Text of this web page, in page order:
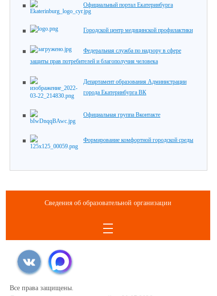
Официальный портал Екатеринбурга
Городской центр медицинской профилактики
Федеральная служба по надзору в сфере
защиты прав потребителей и благополучия человека
Департамент образования Администрации
города Екатеринбурга ВК
Официальная группа Вконтакте
Формирование комфортной городской среды
Сведения об образовательной организации
Все права защищены.